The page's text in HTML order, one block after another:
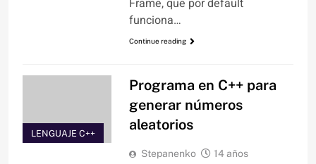
funciona…
Continue reading
LENGUAJE C++
Programa en C++ para
generar números
aleatorios
Stepanenko
14 años